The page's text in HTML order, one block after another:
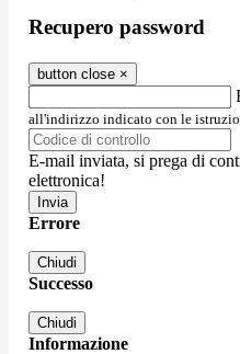
Recupero password
button close ×
all'indirizzo indicato con le
E-mail inviata, si prega di
elettronica!
Errore
Chiudi
Successo
Chiudi
Informazione